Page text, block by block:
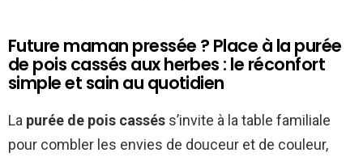
Future maman pressée ? Place à la purée
de pois cassés aux herbes : le réconfort
simple et sain au quotidien
La purée de pois cassés s’invite à la table familiale
pour combler les envies de douceur et de couleur,